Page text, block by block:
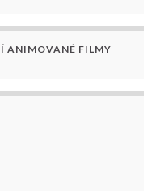
ANIMOVANÉ FILMY